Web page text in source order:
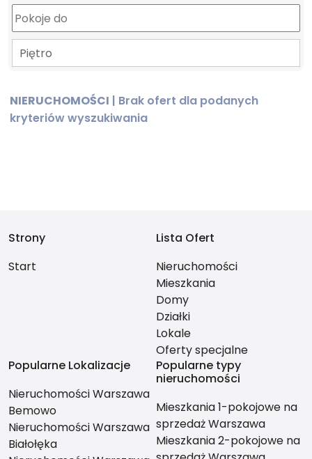
Piętro
NIERUCHOMOŚCI | Brak ofert dla podanych
kryteriów wyszukiwania
Strony
Start
Lista Ofert
Nieruchomości
Mieszkania
Domy
Działki
Lokale
Oferty specjalne
Popularne Lokalizacje
Nieruchomości Warszawa
Bemowo
Nieruchomości Warszawa
Białołęka
Popularne typy
nieruchomości
Mieszkania 1-pokojowe na
sprzedaż Warszawa
Mieszkania 2-pokojowe na